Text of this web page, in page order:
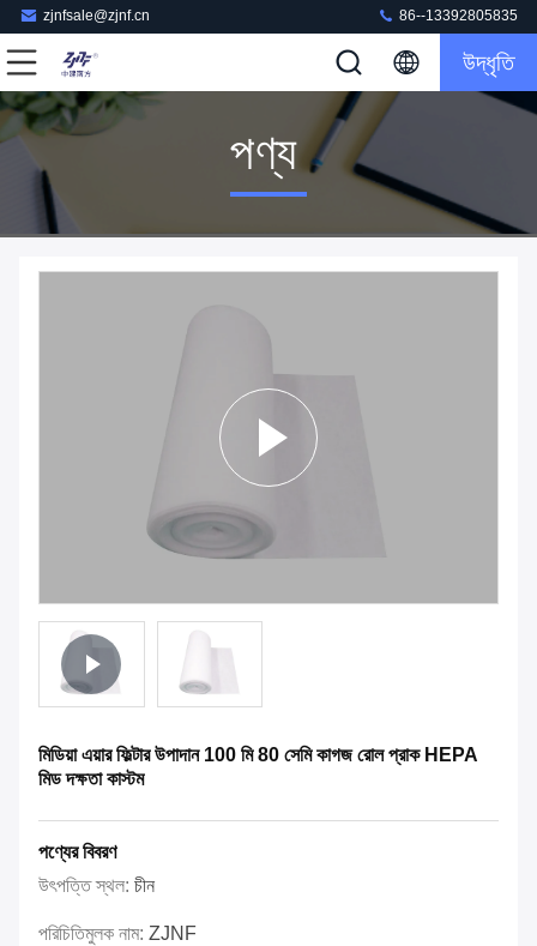
zjnfsale@zjnf.cn 86--13392805835
উদ্ধৃতি
পণ্য
মিডিয়া এয়ার ফিল্টার উপাদান 100 মি 80 সেমি কাগজ রোল প্রাক HEPA
মিড দক্ষতা কাস্টম
পণ্যের বিবরণ
উৎপত্তি স্থল: চীন
পরিচিতিমুলক নাম: ZJNF